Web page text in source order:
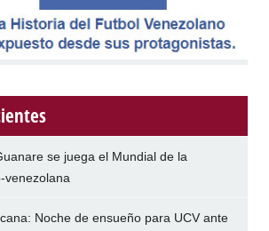
se juega el Mundial de la
venezolana
Noche de ensueño para UCV ante